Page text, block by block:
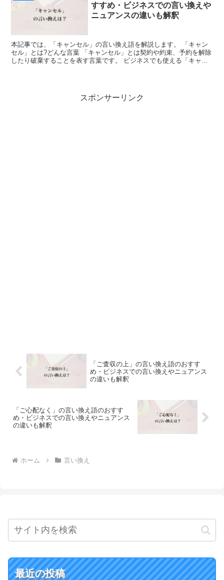
すすめ・ビジネスでの言い換えや
ニュアンスの違いも解釈
本記事では、「キャンセル」の言い換え語を解説します。 「キャン
セル」とは?どんな言葉 「キャンセル」とは契約や約束、予約を解除
したり破棄することを表す言葉です。 ビジネスでも使える「キャン
スポンサーリンク
「ご査収の上」の言い換え語のおすす
め・ビジネスでの言い換えやニュアンス
の違いも解釈
「ご心配なく」の言い換え語のおすす
め・ビジネスでの言い換えやニュアンス
の違いも解釈
ホーム 言い換え
最近の投稿